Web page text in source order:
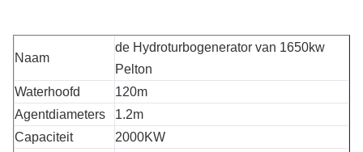
Naam
de Hydroturbogenerator van 1650kw
Pelton
Waterhoofd
120m
Agentdiameters
1.2m
Capaciteit
2000KW